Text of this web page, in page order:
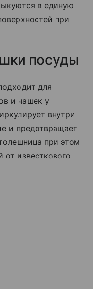
в единую
при
посуды
для
и чашек у
внутри
и предотвращает
при этом
от известкового